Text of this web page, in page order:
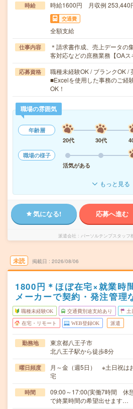
時給 時給1600円 月収例 253,440
交通費
全額支給
仕事内容
＊請求書作成、売上データの
客対応などの庶務業務【OA
応募資格
職種未経験OK / ブランクOK /
■Excelを使用した事務のご経
OK！
職場の雰囲気
年齢層
20代
30代
職場の様子
活気がある
もっと見る
気になる! 応募へ進む
派遣会社 パーソルテンプスタッ
未読 掲載日 2026/08/06
1800円＊ほぼ在宅×就業時
メーカーで契約・発注管理
職種未経験OK 交通費別途支給あり 土
在宅・リモート WEB登録OK 派遣
勤務地
東京都八王子市
北八王子駅から徒歩8分
曜日頻度
月～金（週5日） ※土日祝
宅
時間
09:00～17:00(実働7時間 休
で終業時間の希望出せます…